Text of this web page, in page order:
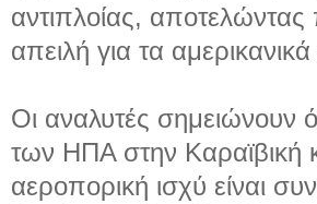
αντιπλοίας, αποτελώντας
απειλή για τα
Οι αναλυτές σημειώνουν
των ΗΠΑ στην Καραϊβική
αεροπορική ισχύ είναι